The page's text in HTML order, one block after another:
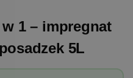
1 – impregnat
5L